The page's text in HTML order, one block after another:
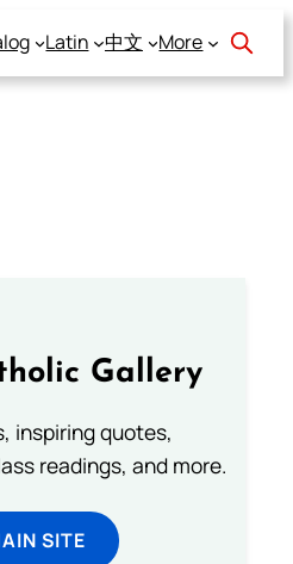
Latin 中文 More
Gallery
inspiring quotes,
readings, and more.
SITE